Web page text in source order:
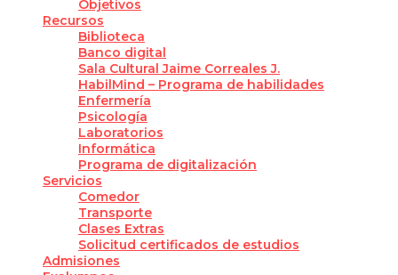
Objetivos
Recursos
Biblioteca
Banco digital
Sala Cultural Jaime Correales J.
HabilMind – Programa de habilidades
Enfermería
Psicología
Laboratorios
Informática
Programa de digitalización
Servicios
Comedor
Transporte
Clases Extras
Solicitud certificados de estudios
Admisiones